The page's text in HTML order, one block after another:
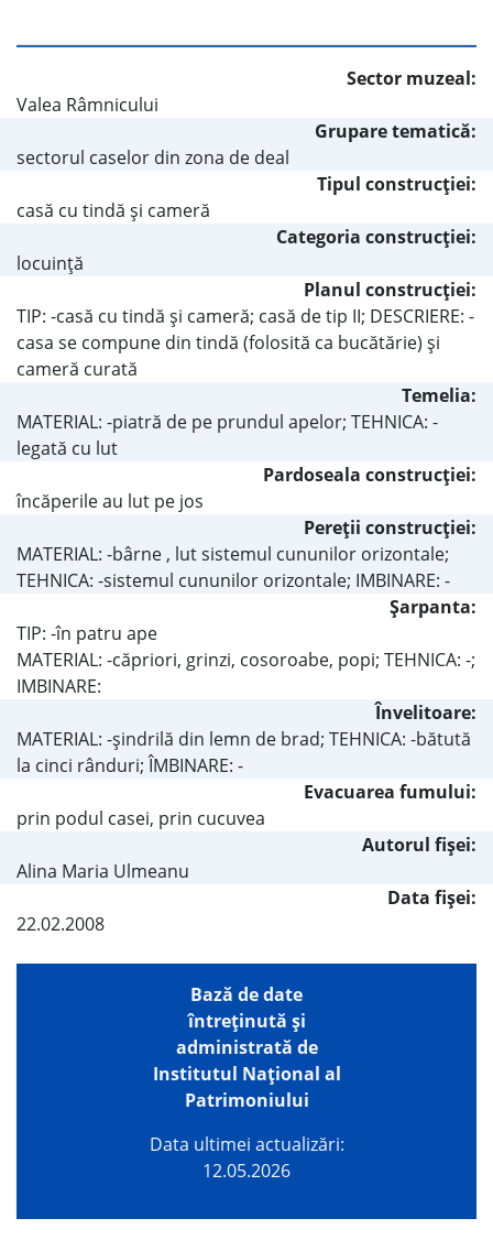
Sector muzeal:
Valea Râmnicului
Grupare tematică:
sectorul caselor din zona de deal
Tipul construcţiei:
casă cu tindă şi cameră
Categoria construcţiei:
locuinţă
Planul construcţiei:
TIP: -casă cu tindă şi cameră; casă de tip II; DESCRIERE: -
casa se compune din tindă (folosită ca bucătărie) şi
cameră curată
Temelia:
MATERIAL: -piatră de pe prundul apelor; TEHNICA: -
legată cu lut
Pardoseala construcţiei:
încăperile au lut pe jos
Pereţii construcţiei:
MATERIAL: -bârne , lut sistemul cununilor orizontale;
TEHNICA: -sistemul cununilor orizontale; IMBINARE: -
Şarpanta:
TIP: -în patru ape
MATERIAL: -căpriori, grinzi, cosoroabe, popi; TEHNICA: -;
IMBINARE:
Învelitoare:
MATERIAL: -şindrilă din lemn de brad; TEHNICA: -bătută
la cinci rânduri; ÎMBINARE: -
Evacuarea fumului:
prin podul casei, prin cucuvea
Autorul fişei:
Alina Maria Ulmeanu
Data fișei:
22.02.2008
Bază de date
întreţinută şi
administrată de
Institutul Național al
Patrimoniului
Data ultimei actualizări:
12.05.2026